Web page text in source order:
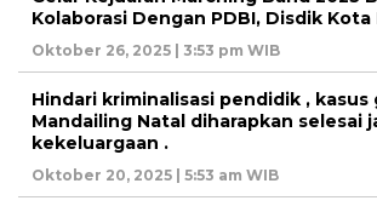
Kolaborasi Dengan PDBI, Disdik Kota
Oktober 26, 2025 | 3:53 pm WIB
Hindari kriminalisasi pendidik , kasus
Mandailing Natal diharapkan selesai
kekeluargaan .
Oktober 20, 2025 | 5:53 am WIB